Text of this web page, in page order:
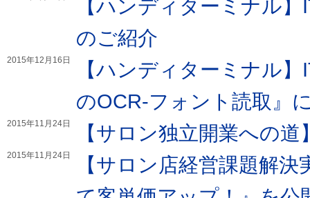
【ハンディターミナル
のご紹介
2015年12月16日
【ハンディターミナル
のOCR-フォント読取』
2015年11月24日 【サロン独立開業への
2015年11月24日
【サロン店経営課題解